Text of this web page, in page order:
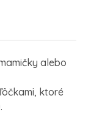
alebo
ktoré